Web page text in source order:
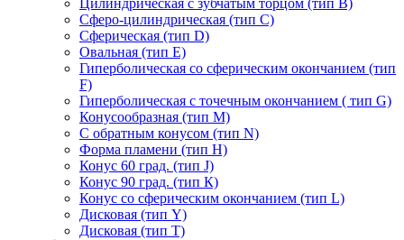
Цилиндрическая с зубчатым торцом (тип В)
Сферо-цилиндрическая (тип С)
Сферическая (тип D)
Овальная (тип Е)
Гиперболическая со сферическим окончанием (тип
F)
Гиперболическая с точечным окончанием ( тип G)
Конусообразная (тип М)
C обратным конусом (тип N)
Форма пламени (тип H)
Конус 60 град. (тип J)
Конус 90 град. (тип К)
Конус со сферическим окончанием (тип L)
Дисковая (тип Y)
Дисковая (тип Т)